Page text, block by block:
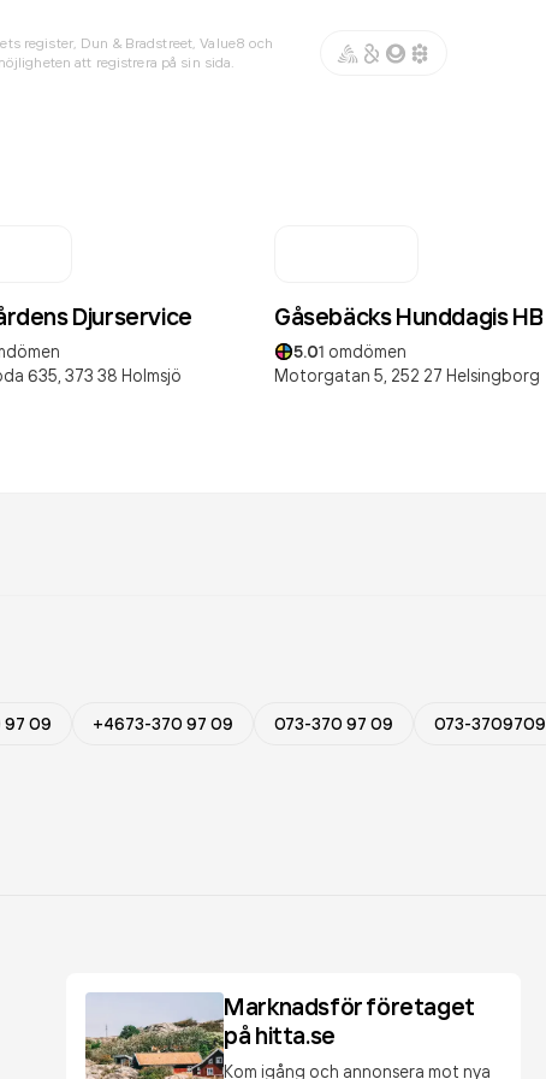
register, Dun & Bradstreet, Value8 och
att registrera på sin sida.
Djurservice
635, 373 38 Holmsjö
Gåsebäcks Hunddagis HB
5.01 omdömen
Motorgatan 5, 252 27 Helsingborg
97 09 +4673-370 97 09 073-370 97 09 073-3709709
Marknadsför företaget
på hitta.se
Kom igång och annonsera mot nya